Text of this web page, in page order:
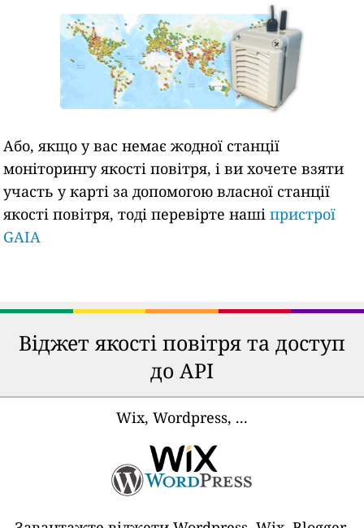
Або, якщо у вас немає жодної станції
моніторингу якості повітря, і ви хочете взяти
участь у карті за допомогою власної станції
якості повітря, тоді перевірте нашіпристрої
GAIA
Віджет якості повітря та доступ
до API
Wix, Wordpress, ...